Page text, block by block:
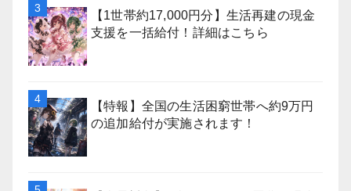
【1世帯約17,000円分】生活再建の現金
支援を一括給付！詳細はこちら
【特報】全国の生活困窮世帯へ約9万円
の追加給付が実施されます！